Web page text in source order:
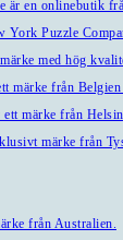
är en onlinebutik
York Puzzle
med hög
märke från
ett märke från
märke från
från Australien.